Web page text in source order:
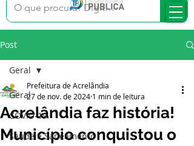
Post
Geral
COVID-19
Saúde e Saneamento
Geral
Acrelândia faz história!
Município conquistou o
Prefeitura de Acrelândia
27 de nov. de 2024 1 min de leitura